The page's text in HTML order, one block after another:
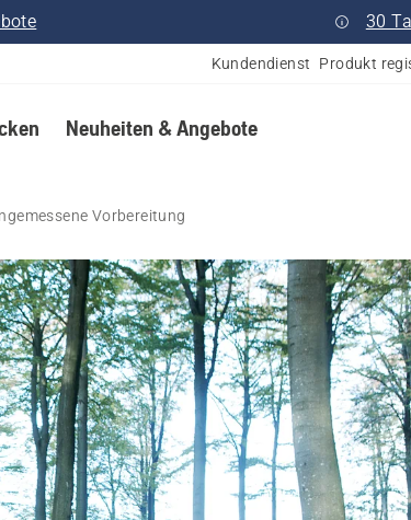
30
Kundendienst Produkt
Neuheiten & Angebote
Vorbereitung